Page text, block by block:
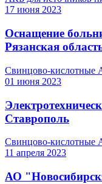
17 июня 2023
Оснащение
Рязанская
Свинцово-кислотные
01 июня 2023
Ставрополь
Свинцово-кислотные
11 апреля 2023
АО